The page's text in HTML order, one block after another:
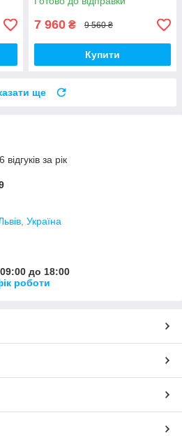
7 960 ₴ 9 560 ₴
Купити
ще
за рік
Україна
до 18:00
роботи